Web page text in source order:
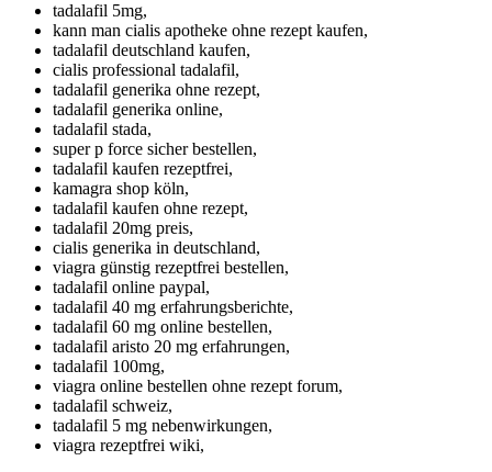
tadalafil 5mg,
kann man cialis apotheke ohne rezept kaufen,
tadalafil deutschland kaufen,
cialis professional tadalafil,
tadalafil generika ohne rezept,
tadalafil generika online,
tadalafil stada,
super p force sicher bestellen,
tadalafil kaufen rezeptfrei,
kamagra shop köln,
tadalafil kaufen ohne rezept,
tadalafil 20mg preis,
cialis generika in deutschland,
viagra günstig rezeptfrei bestellen,
tadalafil online paypal,
tadalafil 40 mg erfahrungsberichte,
tadalafil 60 mg online bestellen,
tadalafil aristo 20 mg erfahrungen,
tadalafil 100mg,
viagra online bestellen ohne rezept forum,
tadalafil schweiz,
tadalafil 5 mg nebenwirkungen,
viagra rezeptfrei wiki,